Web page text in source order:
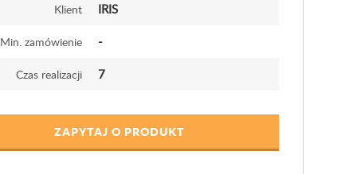
Klient IRIS
Min. zamówienie -
Czas realizacji 7
ZAPYTAJ O PRODUKT